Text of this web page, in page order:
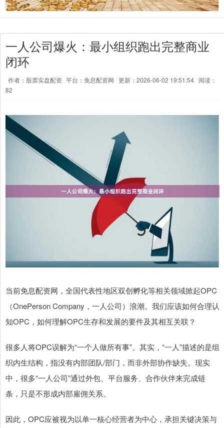
一人公司爆火：最小组织跑出完整商业
闭环
作者：股票实盘配资 平台：免息配资网 更新：2026-06-02 19:51:54 阅读：
82
当前免息配资网，全国代表性地区双创孵化等相关领域掀起OPC
（OnePerson Company，一人公司）浪潮。我们应该如何合理认
知OPC，如何理解OPC生存和发展的要件及其相互关联？
很多人将OPC误解为“一个人做所有事”。其实，“一人”描述的是组
织内生结构，指没有内部团队/部门，而非外部协作缺失。现实
中，很多“一人公司”通过外包、平台服务、合作伙伴来完成链
条，只是不形成内部雇佣关系。
因此，OPC应被视为以单一核心经营者为中心，承担关键决策与